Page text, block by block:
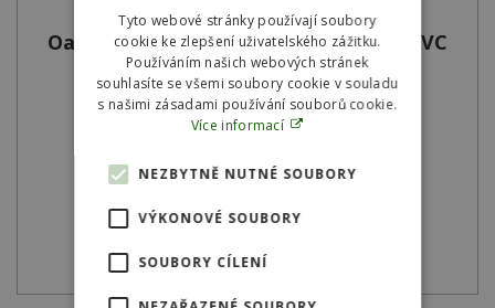
Oase Náhradní UVC zářivka 9 W pro UVC
lampy Pontec a Gardena
Skladem
Tyto webové stránky používají soubory
cookie ke zlepšení uživatelského zážitku.
Používáním našich webových stránek
souhlasíte se všemi soubory cookie v souladu
s našimi zásadami používání souborů cookie.
Více informací
NEZBYTNĚ NUTNÉ SOUBORY
VÝKONOVÉ SOUBORY
SOUBORY CÍLENÍ